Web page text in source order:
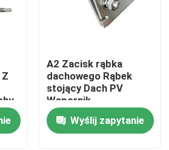
A2 Zacisk rąbka
dachowego Rąbek
stojący Dach PV
Wspornik
fotowoltaicznego
zespołu słonecznego
Wyślij zapytanie